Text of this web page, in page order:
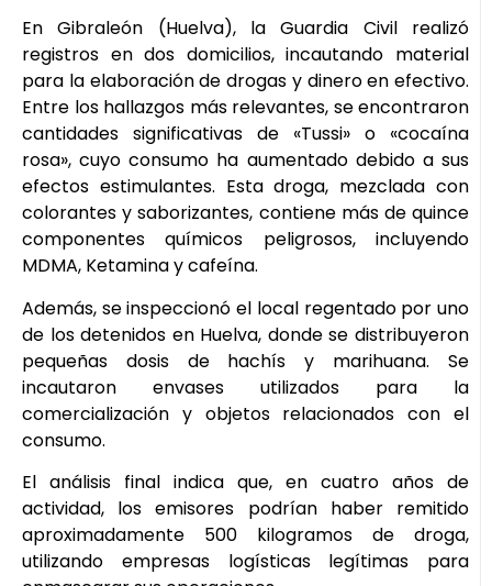
En Gibraleón (Huelva), la Guardia Civil realizó
registros en dos domicilios, incautando material
para la elaboración de drogas y dinero en efectivo.
Entre los hallazgos más relevantes, se encontraron
cantidades significativas de «Tussi» o «cocaína
rosa», cuyo consumo ha aumentado debido a sus
efectos estimulantes. Esta droga, mezclada con
colorantes y saborizantes, contiene más de quince
componentes químicos peligrosos, incluyendo
MDMA, Ketamina y cafeína.
Además, se inspeccionó el local regentado por uno
de los detenidos en Huelva, donde se distribuyeron
pequeñas dosis de hachís y marihuana. Se
incautaron envases utilizados para la
comercialización y objetos relacionados con el
consumo.
El análisis final indica que, en cuatro años de
actividad, los emisores podrían haber remitido
aproximadamente 500 kilogramos de droga,
utilizando empresas logísticas legítimas para